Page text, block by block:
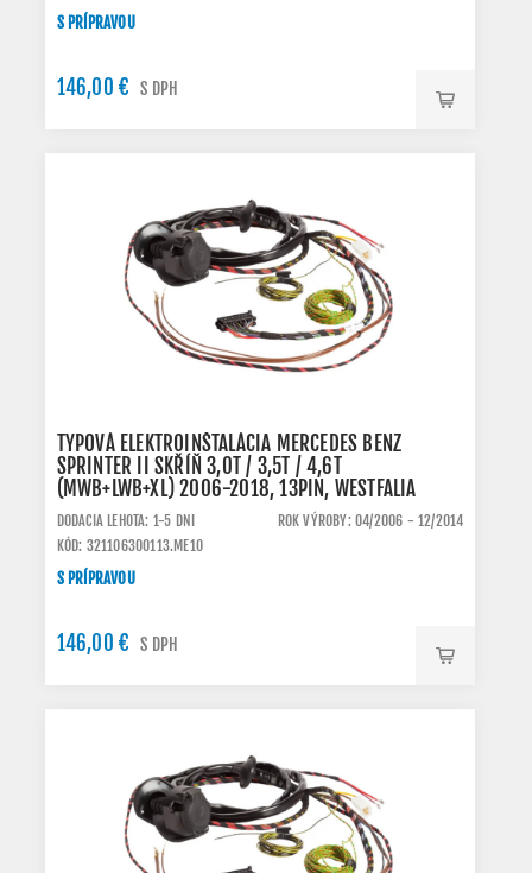
S PRÍPRAVOU
146,00 € S DPH
TYPOVÁ ELEKTROINŠTALÁCIA MERCEDES BENZ
SPRINTER II SKŘÍŇ 3,0T / 3,5T / 4,6T
(MWB+LWB+XL) 2006-2018, 13PIN, WESTFALIA
DODACIA LEHOTA: 1-5 DNI
ROK VÝROBY: 04/2006 - 12/2014
KÓD: 321106300113.ME10
S PRÍPRAVOU
146,00 € S DPH